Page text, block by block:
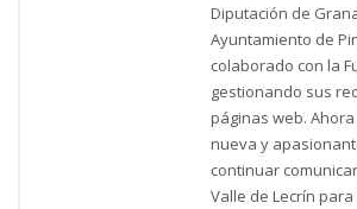
Diputación de
Ayuntamiento de
colaborado con la
gestionando sus
páginas web.
nueva y
continuar
Valle de Lecrín